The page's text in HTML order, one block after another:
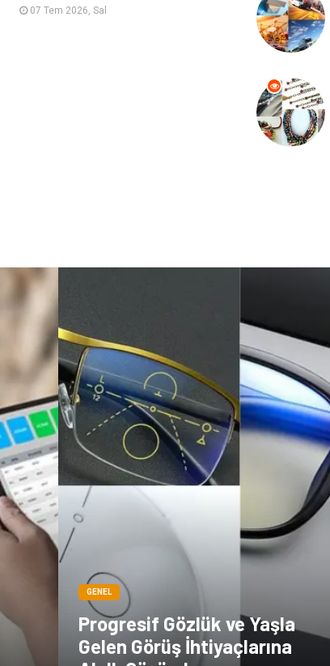
07 Tem 2026, Sal Mobilya
Astroloji
Cam
Bebek Giyim
GENEL
Progresif Gözlük ve Yaşla
Gelen Görüş İhtiyaçlarına